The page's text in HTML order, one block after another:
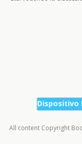
Dispositivo
All content Copyright